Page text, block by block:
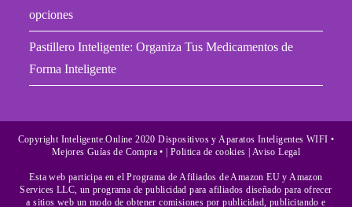
opciones
Pastillero Inteligente: Organiza Tus Medicamentos de
Forma Inteligente
Copyright Inteligente.Online 2020 Dispositivos y Aparatos Inteligentes WIFI •
Mejores Guías de Compra • | Politica de cookies | Aviso Legal
Esta web participa en el Programa de Afiliados de Amazon EU y Amazon
Services LLC, un programa de publicidad para afiliados diseñado para ofrecer
a sitios web un modo de obtener comisiones por publicidad, publicitando e